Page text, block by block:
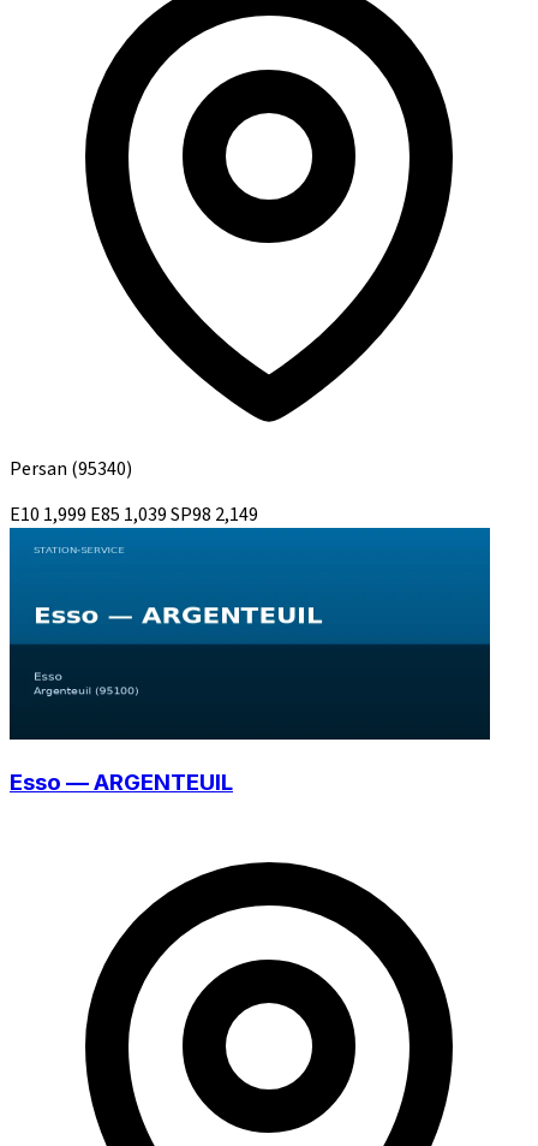
Persan (95340)
E10 1,999 E85 1,039SP98 2,149
Esso — ARGENTEUIL